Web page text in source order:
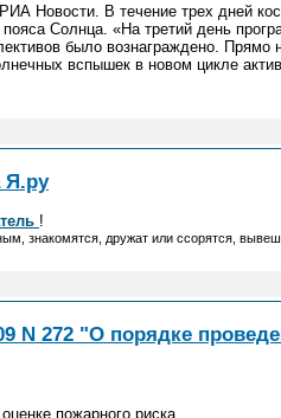
Новости. В течение трех дней
Солнца. «На третий день
было вознаграждено. Прямо
вспышек в новом цикле
Я.ру
!
знакомятся, дружат или ссорятся,
N 272 "О порядке
пожарного риска